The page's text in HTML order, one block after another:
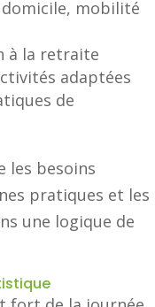
domicile, mobilité
à la retraite
adaptées
de
les besoins
pratiques et les
une logique de